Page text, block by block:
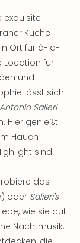
Küche
Ort für à-la-
Location für
und
lässt sich
Antonio Salieri
Hier genießt
Hauch
sind
das
oder Salieri's
wie sie auf
Nachtmusik.